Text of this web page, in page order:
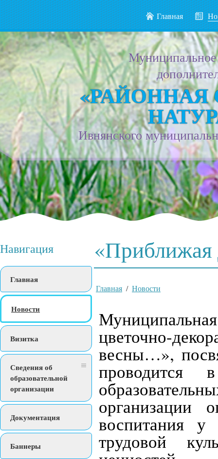
Главная
Ивнянского
Навигация
Главная
Новости
Визитка
Сведения об
образовательной
организации
Документация
Баннеры
Главная / Новости
цветочно-
весны…»,
проводится
организации
воспитания у
трудовой